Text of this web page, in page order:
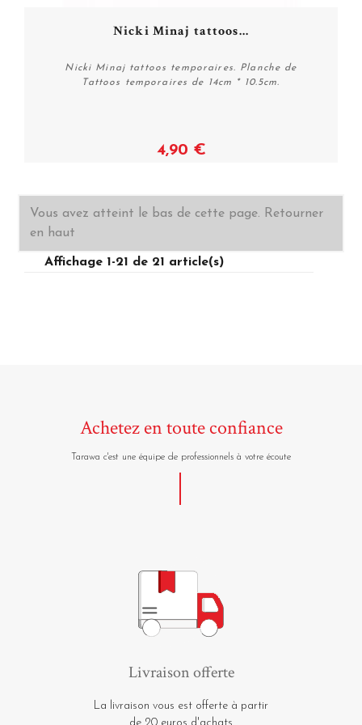
Acheter
Nicki Minaj tattoos...
Nicki Minaj tattoos temporaires. Planche de
Tattoos temporaires de 14cm * 10.5cm.
4,90 €
Vous avez atteint le bas de cette page. Retourner
en haut
Affichage 1-21 de 21 article(s)
Achetez en toute confiance
Tarawa c'est une équipe de professionnels à votre écoute
Livraison offerte
La livraison vous est offerte à partir
de 20 euros d'achats